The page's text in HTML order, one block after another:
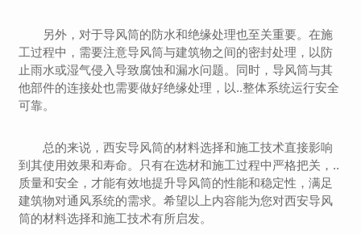
另外，对于导风筒的防水和绝缘处理也至关重要。在施
工过程中，需要注意导风筒与建筑物之间的密封处理，以防
止雨水或湿气侵入导致腐蚀和漏水问题。同时，导风筒与其
他部件的连接处也需要做好绝缘处理，以..整体系统运行安全
可靠。
总的来说，西安导风筒的材料选择和施工技术直接影响
到其使用效果和寿命。只有在选材和施工过程中严格把关，..
质量和安全，才能有效地提升导风筒的性能和稳定性，满足
建筑物对通风系统的需求。希望以上内容能为您对西安导风
筒的材料选择和施工技术有所启发。